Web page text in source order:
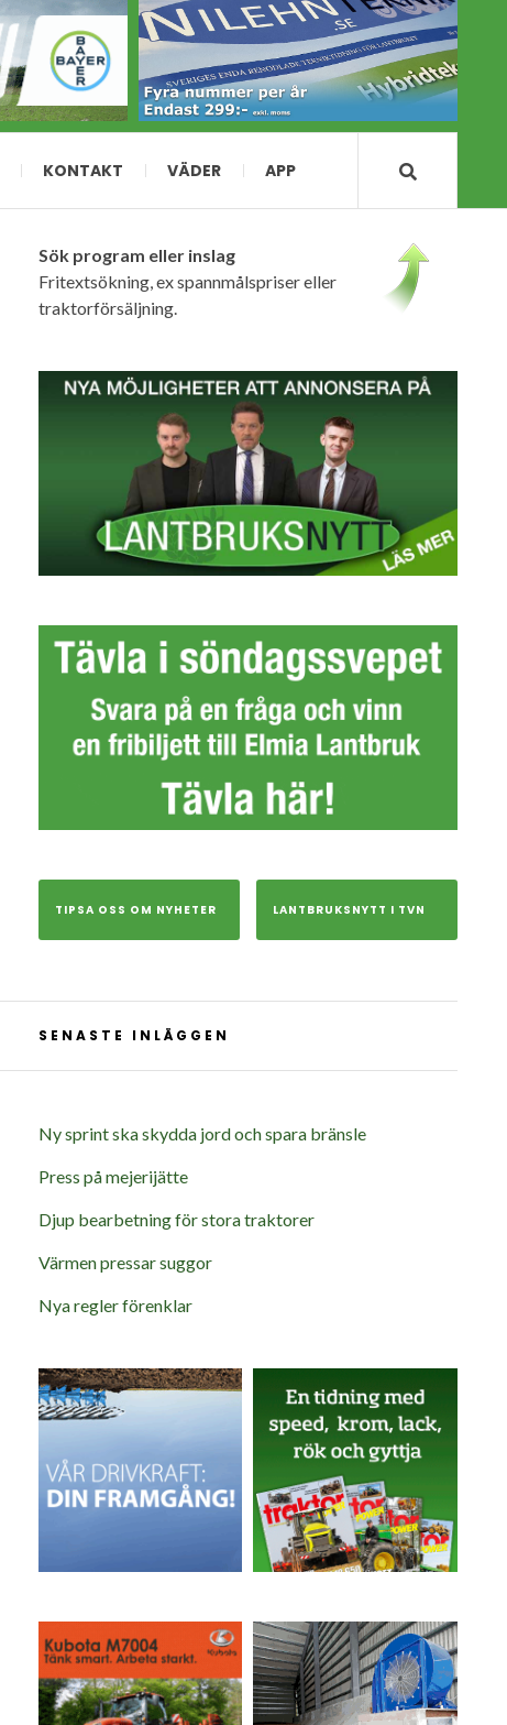
KONTAKT VÄDER APP
Sök program eller inslag
Fritextsökning, ex spannmålspriser eller
traktorförsäljning.
TIPSA OSS OM NYHETER LANTBRUKSNYTT I TVN
SENASTE INLÄGGEN
Ny sprint ska skydda jord och spara bränsle
Press på mejerijätte
Djup bearbetning för stora traktorer
Värmen pressar suggor
Nya regler förenklar